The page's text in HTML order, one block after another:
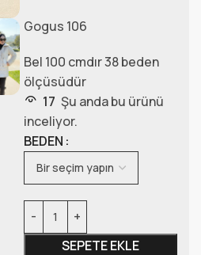
Gogus 106
Bel 100 cmdır 38 beden
ölçüsüdür
17 Şu anda bu ürünü
inceliyor.
BEDEN
SEPETE EKLE